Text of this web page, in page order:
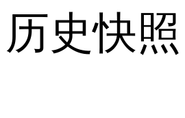
历史快照